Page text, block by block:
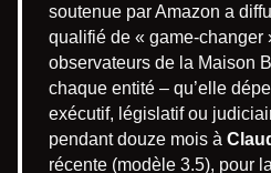
soutenue par Amazon a
qualifié de « game-changer
observateurs de la Maison
chaque entité – qu’elle
exécutif, législatif ou
pendant douze mois à
récente (modèle 3.5), pour